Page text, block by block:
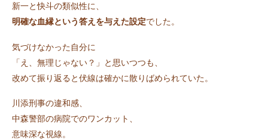
新一と快斗の類似性に、
明確な血縁という答えを与えた設定でした。
気づけなかった自分に
「え、無理じゃない？」と思いつつも、
改めて振り返ると伏線は確かに散りばめられていた。
川添刑事の違和感、
中森警部の病院でのワンカット、
意味深な視線。